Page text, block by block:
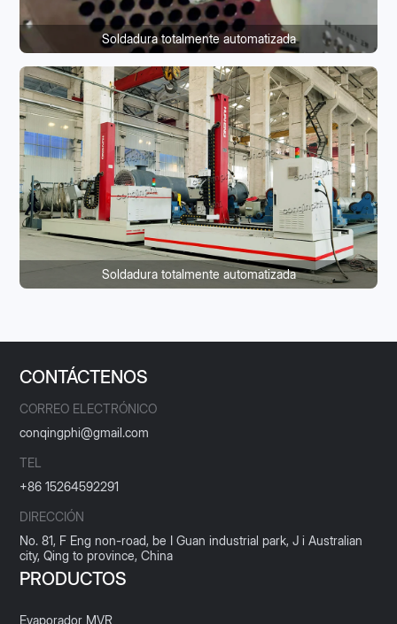
Soldadura totalmente automatizada
Soldadura totalmente automatizada
CONTÁCTENOS
CORREO ELECTRÓNICO
conqingphi@gmail.com
TEL
+86 15264592291
DIRECCIÓN
No. 81, F Eng non-road, be I Guan industrial park, J i Australian
city, Qing to province, China
PRODUCTOS
Evaporador MVR